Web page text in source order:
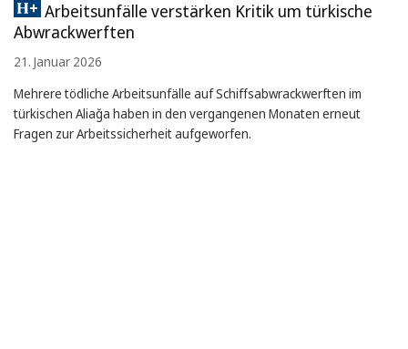
Arbeitsunfälle verstärken Kritik um türkische
Abwrackwerften
21. Januar 2026
Mehrere tödliche Arbeitsunfälle auf Schiffsabwrackwerften im
türkischen Aliağa haben in den vergangenen Monaten erneut
Fragen zur Arbeitssicherheit aufgeworfen.